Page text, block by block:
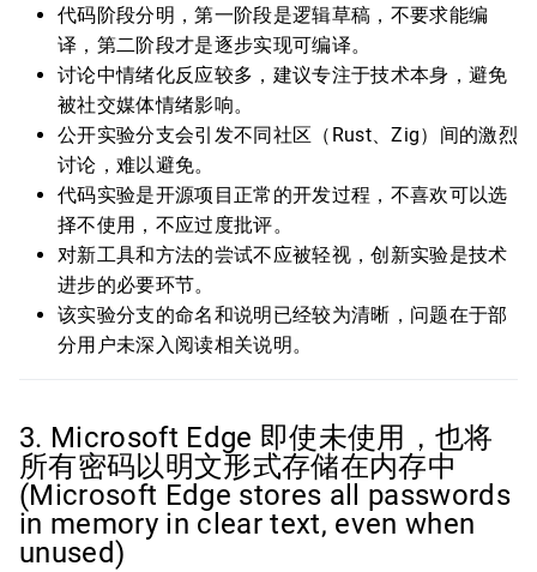
代码阶段分明，第一阶段是逻辑草稿，不要求能编
译，第二阶段才是逐步实现可编译。
讨论中情绪化反应较多，建议专注于技术本身，避免
被社交媒体情绪影响。
公开实验分支会引发不同社区（Rust、Zig）间的激烈
讨论，难以避免。
代码实验是开源项目正常的开发过程，不喜欢可以选
择不使用，不应过度批评。
对新工具和方法的尝试不应被轻视，创新实验是技术
进步的必要环节。
该实验分支的命名和说明已经较为清晰，问题在于部
分用户未深入阅读相关说明。
3. Microsoft Edge 即使未使用，也将
所有密码以明文形式存储在内存中
(Microsoft Edge stores all passwords
in memory in clear text, even when
unused)